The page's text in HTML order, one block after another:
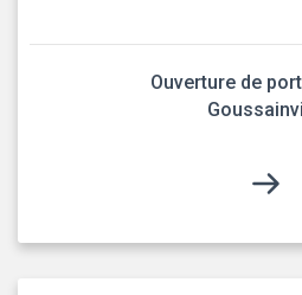
Ouverture de